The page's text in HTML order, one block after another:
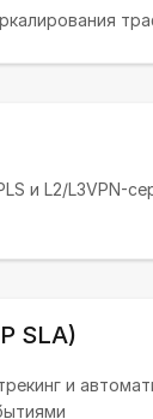
и L2/L3VPN-
SLA)
и